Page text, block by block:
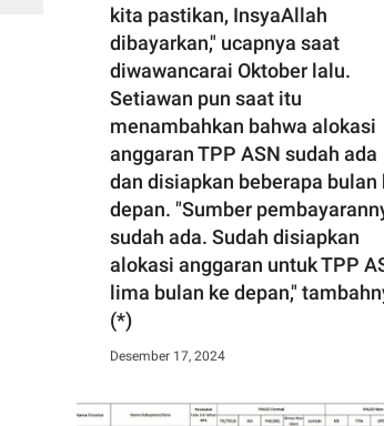
kita pastikan, InsyaAllah
dibayarkan," ucapnya saat
diwawancarai Oktober lalu.
Setiawan pun saat itu
menambahkan bahwa alokasi
anggaran TPP ASN sudah ada
dan disiapkan beberapa bulan
depan. "Sumber
sudah ada. Sudah disiapkan
alokasi anggaran untuk TPP
lima bulan ke depan,"
(*)
Desember 17, 2024